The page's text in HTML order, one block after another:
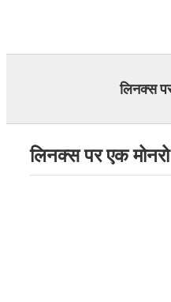
लिनक्स
लिनक्स पर एक